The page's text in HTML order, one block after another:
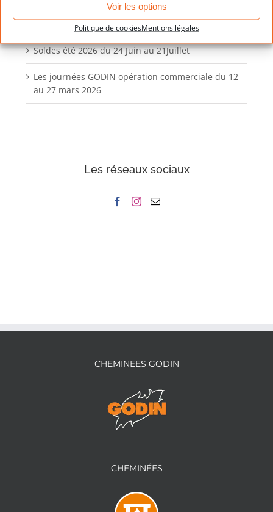
Voir les options
Politique de cookiesMentions légales
Evènements récents
Soldes été 2026 du 24 Juin au 21Juillet
Les journées GODIN opération commerciale du 12
au 27 mars 2026
Les réseaux sociaux
CHEMINEES GODIN
CHEMINÉES